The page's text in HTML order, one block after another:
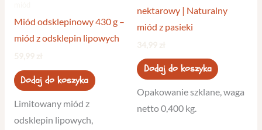
Miód odsklepinowy 430 g –
miód z odsklepin lipowych
Dodaj do koszyka
Limitowany miód z
odsklepin lipowych,
nektarowy | Naturalny
miód z pasieki
Dodaj do koszyka
Opakowanie szklane, waga
netto 0,400 kg.